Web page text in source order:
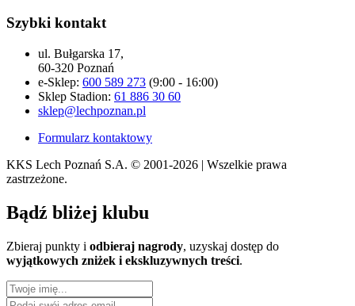
Szybki kontakt
ul. Bułgarska 17,
60-320 Poznań
e-Sklep: 600 589 273 (9:00 - 16:00)
Sklep Stadion: 61 886 30 60
sklep@lechpoznan.pl
Formularz kontaktowy
KKS Lech Poznań S.A. © 2001-2026 | Wszelkie prawa
zastrzeżone.
Bądź bliżej klubu
Zbieraj punkty i odbieraj nagrody, uzyskaj dostęp do
wyjątkowych zniżek i ekskluzywnych treści.